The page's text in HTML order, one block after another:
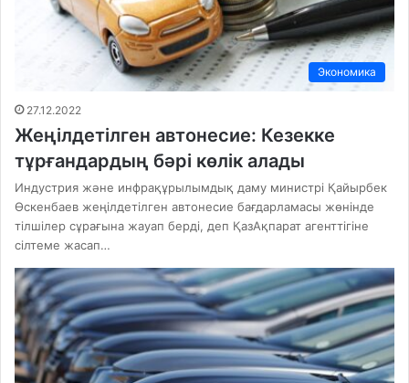
Экономика
27.12.2022
Жеңілдетілген автонесие: Кезекке
тұрғандардың бәрі көлік алады
Индустрия және инфрақұрылымдық даму министрі Қайырбек
Өскенбаев жеңілдетілген автонесие бағдарламасы жөнінде
тілшілер сұрағына жауап берді, деп ҚазАқпарат агенттігіне
сілтеме жасап…